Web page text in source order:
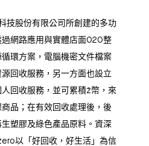
技股份有限公司所創建的多功
網路應用與實體店面O2O整
環方案，電腦機密文件檔案
回收服務，另一方面也設立
回收服務，並可累積ž幣，來
品；在有效回收處理後，後
塑膠及綠色產品原料。資深
以「好回收，好生活」為信